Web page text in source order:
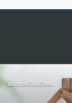
มนุษย์เงินเดือน